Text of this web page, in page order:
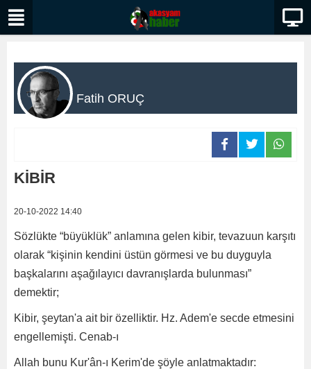
Fatih ORUÇ
KİBİR
20-10-2022 14:40
Sözlükte “büyüklük” anlamına gelen kibir, tevazuun karşıtı
olarak “kişinin kendini üstün görmesi ve bu duyguyla
başkalarını aşağılayıcı davranışlarda bulunması”
demektir;
Kibir, şeytan'a ait bir özelliktir. Hz. Adem'e secde etmesini
engellemişti. Cenab-ı
Allah bunu Kur'ân-ı Kerim'de şöyle anlatmaktadır: